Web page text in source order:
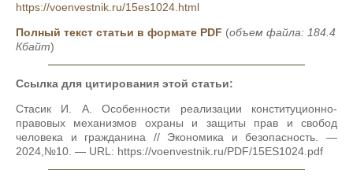
https://voenvestnik.ru/15es1024.html
Полный текст статьи в формате PDF (объем файла: 184.4
Кбайт)
Ссылка для цитирования этой статьи:
Стасик И. А. Особенности реализации конституционно-
правовых механизмов охраны и защиты прав и свобод
человека и гражданина // Экономика и безопасность. —
2024,№10. — URL: https://voenvestnik.ru/PDF/15ES1024.pdf